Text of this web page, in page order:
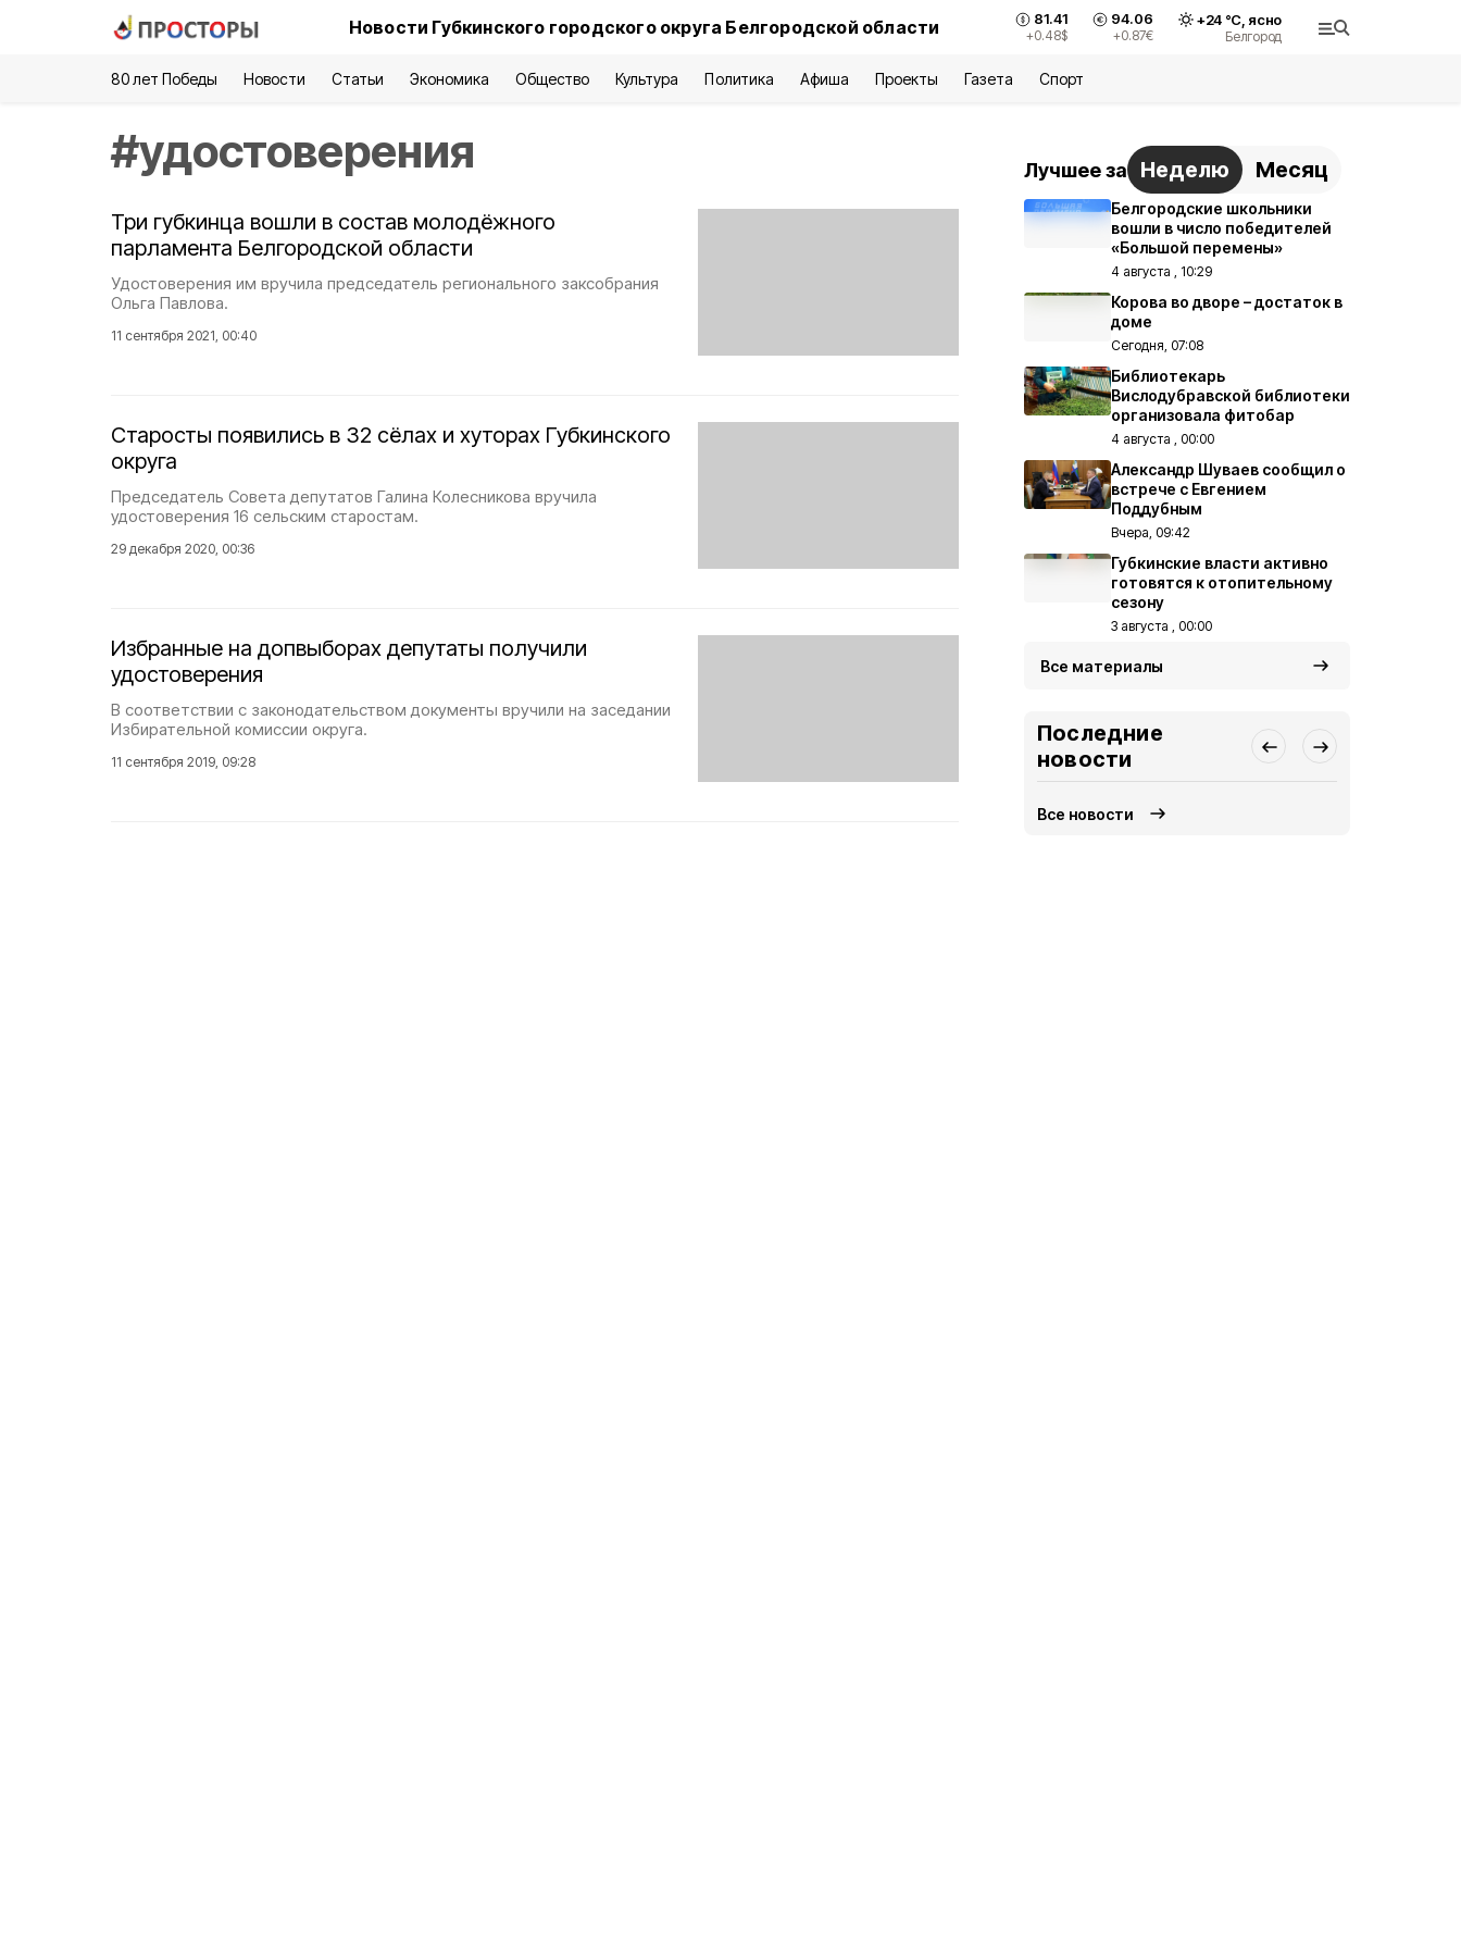
Новости Губкинского городского округа Белгородской области 81.41
+0.48$
94.06
+0.87€
+24°С, ясно
Белгород
80 лет Победы Новости Статьи Экономика Общество Культура Политика Афиша Проекты Газета Спорт
#удостоверения
Три губкинца вошли в состав молодёжного
парламента Белгородской области
Удостоверения им вручила председатель регионального заксобрания
Ольга Павлова.
11 сентября 2021, 00:40
Старосты появились в 32 сёлах и хуторах Губкинского
округа
Председатель Совета депутатов Галина Колесникова вручила
удостоверения 16 сельским старостам.
29 декабря 2020, 00:36
Избранные на допвыборах депутаты получили
удостоверения
В соответствии с законодательством документы вручили на заседании
Избирательной комиссии округа.
11 сентября 2019, 09:28
Лучшее за Неделю Месяц
Белгородские школьники
вошли в число победителей
«Большой перемены»
4 августа , 10:29
Корова во дворе – достаток в
доме
Сегодня, 07:08
Библиотекарь
Вислодубравской библиотеки
организовала фитобар
4 августа , 00:00
Александр Шуваев сообщил о
встрече с Евгением
Поддубным
Вчера, 09:42
Губкинские власти активно
готовятся к отопительному
сезону
3 августа , 00:00
Все материалы
Последние
новости
Все новости